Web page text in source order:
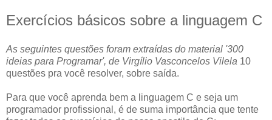
Exercícios básicos sobre a linguagem C
As seguintes questões foram extraídas do material '300
ideias para Programar', de Virgílio Vasconcelos Vilela 10
questões pra você resolver, sobre saída.
Para que você aprenda bem a linguagem C e seja um
programador profissional, é de suma importância que tente